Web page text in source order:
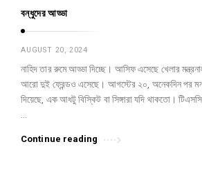
বন্ধুদের আড্ডা
AUGUST 20, 2024
নাহিদ তার রুমে আড্ডা দিচ্ছে। আসিফ এসেছে খেলার
আরো দুই ফ্রেন্ডও এসেছে। আগস্টের ২০, অনেকদিন পর মন
দিয়েছে, এক আধটু বিস্কিট বা সিঙ্গারা যদি থাকতো।
Continue reading